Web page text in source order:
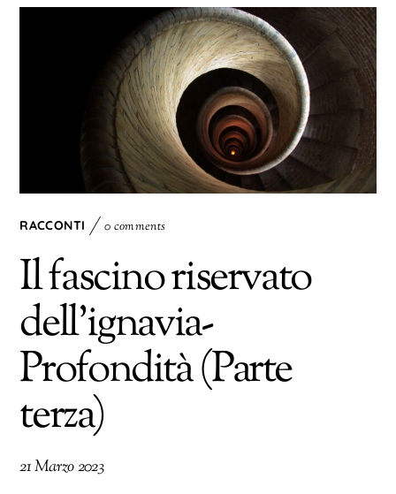
RACCONTI 0 comments
Il fascino riservato
dell’ignavia-
Profondità (Parte
terza)
21 Marzo 2023